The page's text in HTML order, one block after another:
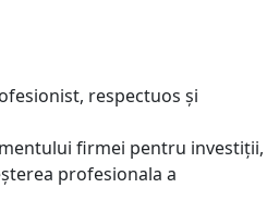
respectuos și
firmei pentru investiții,
profesionala a